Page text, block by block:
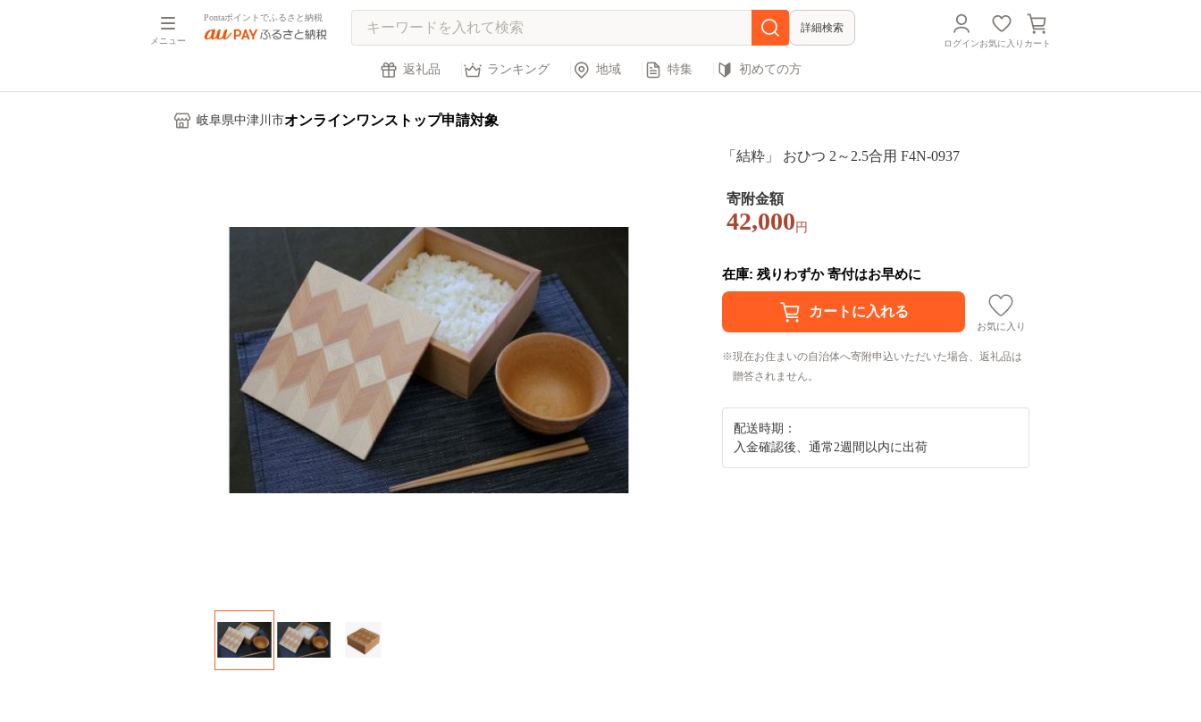
メニュー
Pontaポイントでふるさと納税
詳細検索
ログインお気に入り カート
返礼品 ランキング 地域 特集 初めての方
岐阜県中津川市オンラインワンストップ申請対象
「結粋」 おひつ 2～2.5合用 F4N-0937
寄附金額
42,000 円
在庫: 残りわずか 寄付はお早めに
お気に入り
現在お住まいの自治体へ寄附申込いただいた場合、返礼品は
贈答されません。
配送時期：
入金確認後、通常2週間以内に出荷